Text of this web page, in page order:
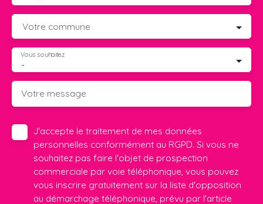
Votre commune
-
Vous souhaitez
Votre message
J'accepte le traitement de mes données
personnelles conformément au RGPD. Si vous ne
souhaitez pas faire l'objet de prospection
commerciale par voie téléphonique, vous pouvez
vous inscrire gratuitement sur la liste d'opposition
au démarchage téléphonique, prévu par l'article